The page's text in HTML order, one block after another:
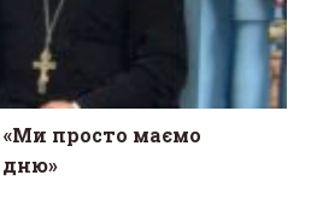
«Ми просто маємо